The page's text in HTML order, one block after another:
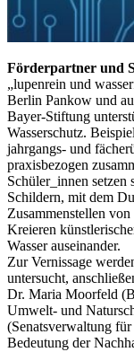
Förderpartner und
„lupenrein und
Berlin Pankow und
Bayer-Stiftung
Wasserschutz.
jahrgangs- und
praxisbezogen
Schüler_innen
Schildern, mit dem
Zusammenstellen
Kreieren
Wasser auseinander.
Zur Vernissage
untersucht,
Dr. Maria Moorfeld
Umwelt- und
(Senatsverwaltung
Bedeutung der